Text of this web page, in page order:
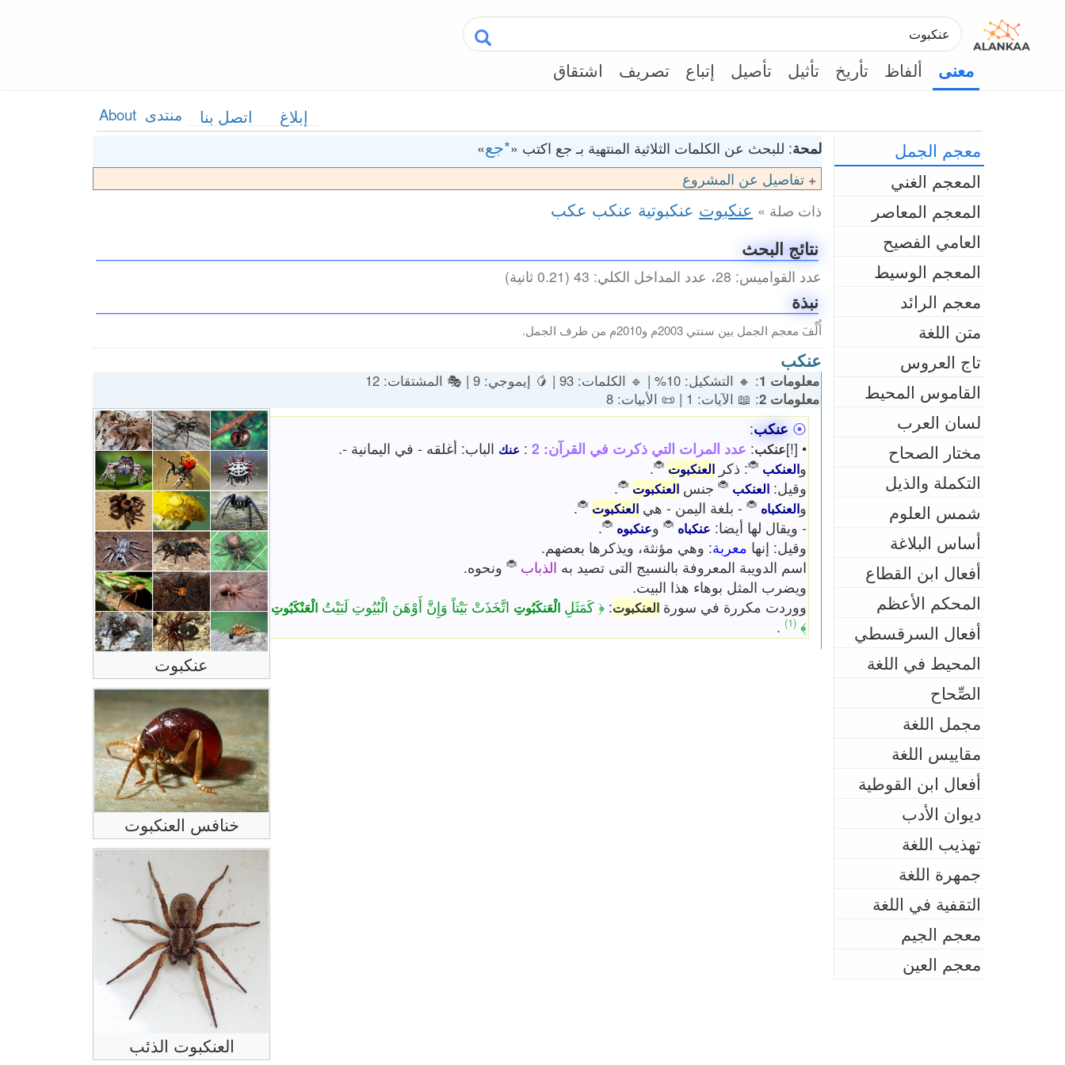
معنى ألفاظ تأريخ تأثيل تأصيل إتباع تصريف اشتقاق
About منتدى اتصل بنا إبلاغ
معجم الجمل
المعجم الغني
المعجم المعاصر
العامي الفصيح
المعجم الوسيط
معجم الرائد
متن اللغة
تاج العروس
القاموس المحيط
لسان العرب
مختار الصحاح
التكملة والذيل
شمس العلوم
أساس البلاغة
أفعال ابن القطاع
المحكم الأعظم
أفعال السرقسطي
المحيط في اللغة
الصِّحاح
مجمل اللغة
مقاييس اللغة
أفعال ابن القوطية
ديوان الأدب
تهذيب اللغة
جمهرة اللغة
التقفية في اللغة
معجم الجيم
معجم العين
لمحة: للبحث عن الكلمات الثلاثية المنتهية بـ جع اكتب «*جع»
تفاصيل عن المشروع
ذات صلة » عنكبوت عنكبوتية عنكب عكب
نتائج البحث
عدد القواميس: 28، عدد المداخل الكلي: 43 (0.21 ثانية)
نبذة
أُلِّفَ معجم الجمل بين سنتي 2003م و2010م من طرف الجمل.
عنكب
معلومات 1
: 🔸 التشكيل: 10% | 🔹 الكلمات: 93 | 🥭 إيموجي: 9 | 🎭 المشتقات: 12
معلومات 2
: 📖 الآيات: 1 | 📜 الأبيات: 8
عنكبوت
خنافس العنكبوت
العنكبوت الذئب
⦿ عنكب:
• [!]عنكب: عدد المرات التي ذكرت في القرآن: 2 : عنك الباب: أغلقه - في اليمانية -.
والعنكب 🐞: ذكر العنكبوت 🐞
.
وقيل: العنكب 🐞جنس العنكبوت 🐞
.
والعنكباه 🐞- بلغة اليمن - هي العنكبوت 🐞
.
- ويقال لها أيضا: عنكباه 🐞وعنكبوه 🐞
.
وقيل: إنها معربة: وهي مؤنثة، ويذكرها بعضهم.
اسم الدويبة المعروفة بالنسيج التى تصيد به الذباب 🐞ونحوه.
ويضرب المثل بوهاء هذا البيت.
ووردت مكررة في سورة العنكبوت: ﴿ كَمَثَلِ الْعَنكَبُوتِ اتَّخَذَتْ بَيْتاً وَإِنَّ أَوْهَنَ الْبُيُوتِ لَبَيْتُ الْعَنْكَبُوتِ
﴾ (1)
.